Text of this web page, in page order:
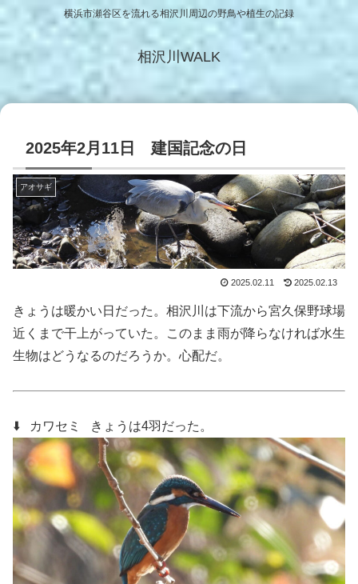
横浜市瀬谷区を流れる相沢川周辺の野鳥や植生の記録
相沢川WALK
2025年2月11日 建国記念の日
アオサギ
2025.02.11 2025.02.13
きょうは暖かい日だった。相沢川は下流から宮久保野球場
近くまで干上がっていた。このまま雨が降らなければ水生
生物はどうなるのだろうか。心配だ。
⬇️ カワセミ きょうは4羽だった。